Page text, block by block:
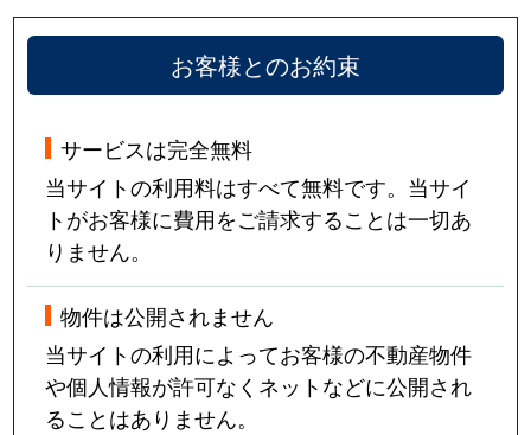
お客様とのお約束
サービスは完全無料
当サイトの利用料はすべて無料です。当サイ
トがお客様に費用をご請求することは一切あ
りません。
物件は公開されません
当サイトの利用によってお客様の不動産物件
や個人情報が許可なくネットなどに公開され
ることはありません。